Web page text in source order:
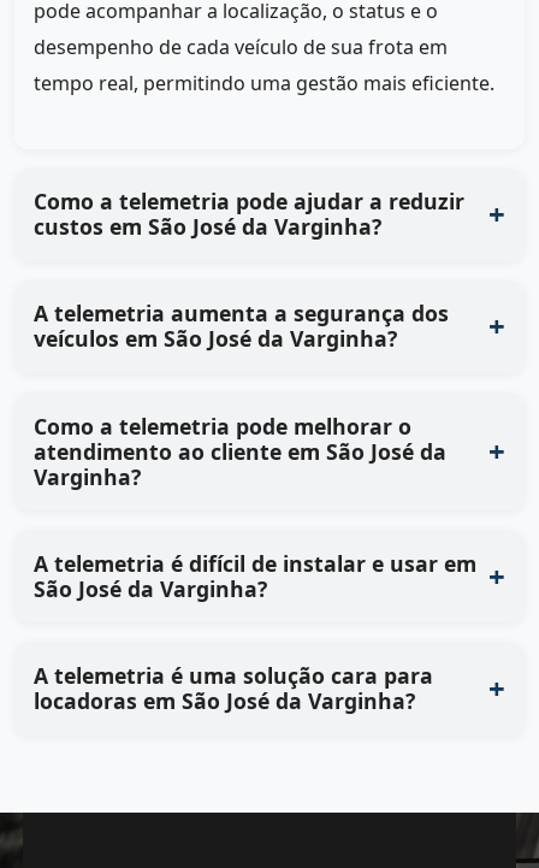
pode acompanhar a localização, o status e o
desempenho de cada veículo de sua frota em
tempo real, permitindo uma gestão mais eficiente.
Como a telemetria pode ajudar a reduzir
custos em São José da Varginha?
A telemetria aumenta a segurança dos
veículos em São José da Varginha?
Como a telemetria pode melhorar o
atendimento ao cliente em São José da
Varginha?
A telemetria é difícil de instalar e usar em
São José da Varginha?
A telemetria é uma solução cara para
locadoras em São José da Varginha?